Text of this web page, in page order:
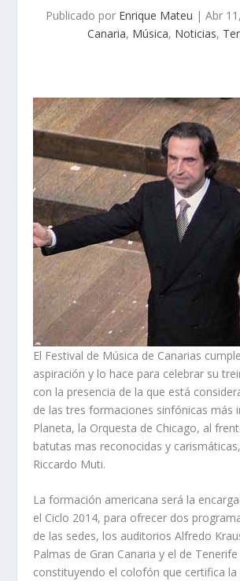
Publicado por Enrique Mateu | Abr
Canaria, Música, Noticias,
El Festival de Música de Canarias
aspiración y lo hace para celebrar su
con la presencia de la que está
de las tres formaciones sinfónicas más
Planeta, la Orquesta de Chicago, al
batutas mas reconocidas y
Riccardo Muti.
La formación americana será la
el Ciclo 2014, para ofrecer dos
de las sedes, los auditorios Alfredo
Palmas de Gran Canaria y el de Tenerife
constituyendo el colofón que certifica la